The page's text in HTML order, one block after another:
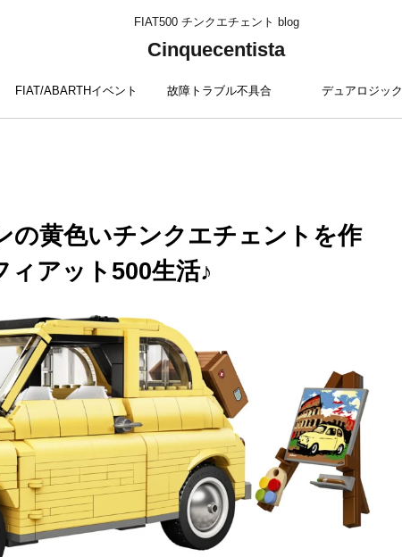
FIAT500 チンクエチェント blog
Cinquecentista
FIAT/ABARTHイベント 故障トラブル不具合 デュアロジック
の黄色いチンクエチェントを作
ィアット500生活♪